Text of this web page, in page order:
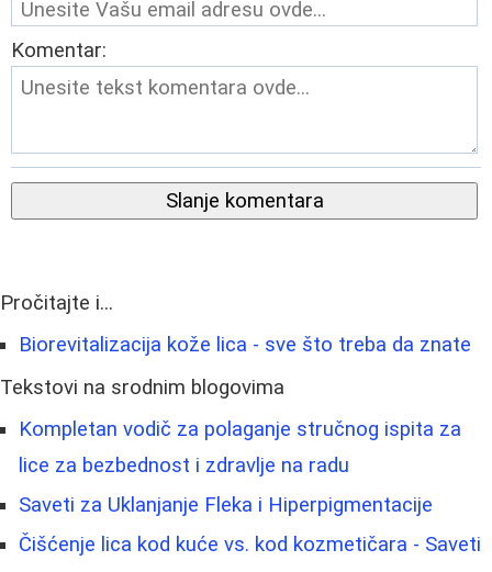
Komentar:
Slanje komentara
Pročitajte i...
Biorevitalizacija kože lica - sve što treba da znate
Tekstovi na srodnim blogovima
Kompletan vodič za polaganje stručnog ispita za
lice za bezbednost i zdravlje na radu
Saveti za Uklanjanje Fleka i Hiperpigmentacije
Čišćenje lica kod kuće vs. kod kozmetičara - Saveti